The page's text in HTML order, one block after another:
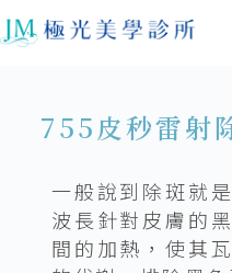
755皮秒雷射
一般說到除斑就
波長針對皮膚的
間的加熱，使其